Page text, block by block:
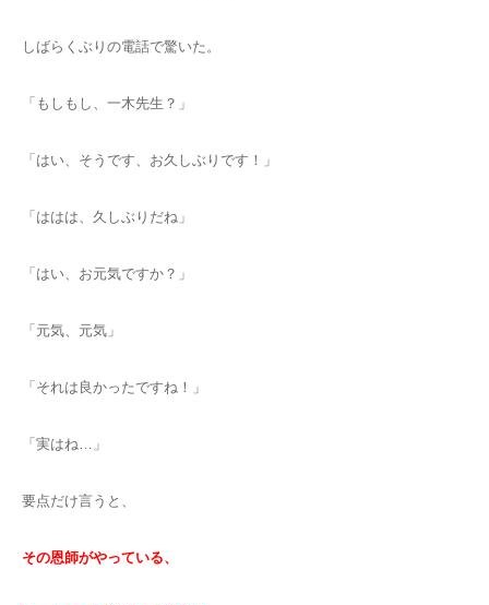
しばらくぶりの電話で驚いた。
「もしもし、一木先生？」
「はい、そうです、お久しぶりです！」
「ははは、久しぶりだね」
「はい、お元気ですか？」
「元気、元気」
「それは良かったですね！」
「実はね…」
要点だけ言うと、
その恩師がやっている、